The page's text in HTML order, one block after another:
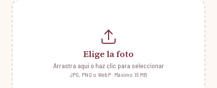
Elige la foto
Arrastra aquí o haz clic para seleccionar
JPG, PNG o WebP · Máximo 15 MB